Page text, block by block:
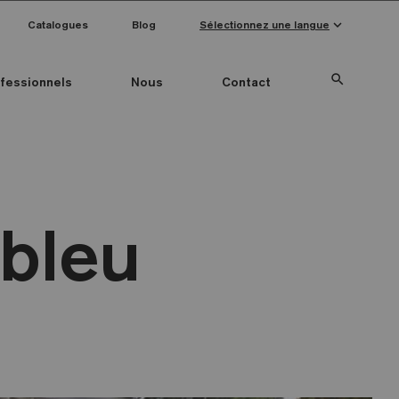
Nous Contact search
Catalogues Blog Sélectionnez une langue keyboard_arrow_down